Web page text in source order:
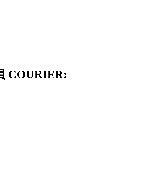
COURIER: